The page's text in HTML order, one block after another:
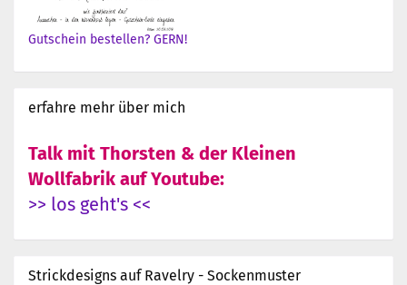
Gutschein bestellen? GERN!
erfahre mehr über mich
Talk mit Thorsten & der Kleinen
Wollfabrik auf Youtube:
>> los geht's <<
Strickdesigns auf Ravelry - Sockenmuster